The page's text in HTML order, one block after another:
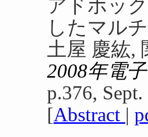
アドホッ
したマル
土屋 慶紘,
2008年電
p.376,
[Abstract |